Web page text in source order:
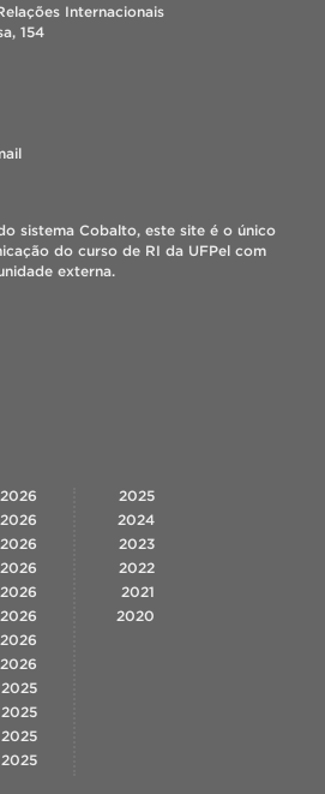
Internacionais
154
sistema Cobalto, este site é o único
do curso de RI da UFPel com
externa.
2026
2026
2026
2026
2026
2026
2026
2026
2025
2025
2025
2025
2025
2024
2023
2022
2021
2020